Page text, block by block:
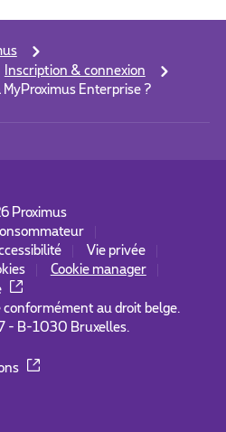
Inscription & connexion
Enterprise ?
Proximus
Vie privée
Cookie manager
conformément au droit belge.
- B-1030 Bruxelles.